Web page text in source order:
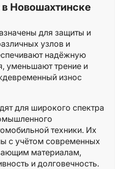
Новошахтинске
для защиты и
узлов и
надёжную
уменьшают трение и
износ
для широкого спектра
техники. Их
с учётом современных
материалам,
и долговечность.